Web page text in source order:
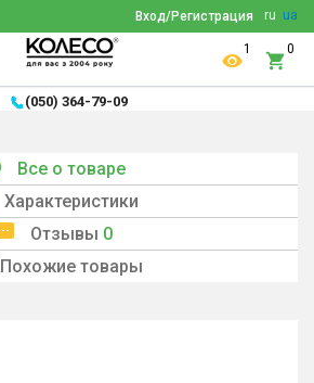
ru ua
Вход/Регистрация
1 0
(050) 364-79-09
Все о товаре
Характеристики
Отзывы 0
Похожие товары